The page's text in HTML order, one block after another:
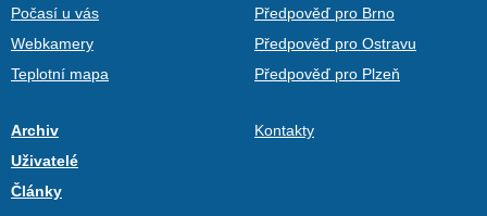
Počasí u vás
Webkamery
Teplotní mapa
Předpověď pro Brno
Předpověď pro Ostravu
Předpověď pro Plzeň
Archiv
Uživatelé
Články
Kontakty